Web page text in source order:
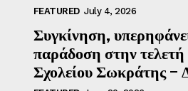
FEATURED July 4, 2026
Συγκίνηση,
παράδοση στην
Σχολείου Σωκράτης –